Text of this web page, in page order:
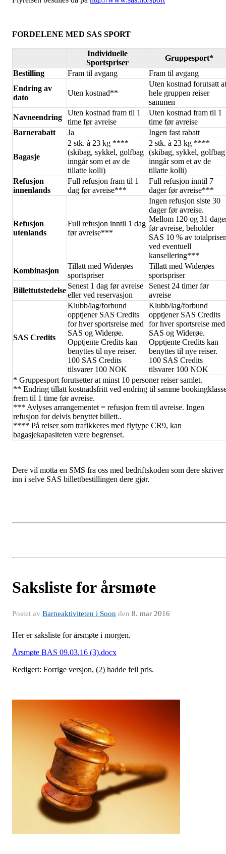
FORDELENE MED SAS SPORT
Individuelle
Sportspriser
Gruppesport*
Bestilling
Fram til avgang
Fram til avgang
Endring av
dato
Uten kostnad**
Uten kostnad forutsatt at
hele gruppen reiser
sammen
Navneendring
Uten kostnad fram til 1
time før avreise
Uten kostnad fram til 1
time før avreise
Barnerabatt
Ja Ingen fast rabatt
Bagasje
2 stk. à 23 kg ****
(skibag, sykkel, golfbag
inngår som et av de
tillatte kolli)
2 stk. à 23 kg ****
(skibag, sykkel, golfbag
inngår som et av de
tillatte kolli)
Refusjon
innenlands
Full refusjon fram til 1
dag før avreise***
Full refusjon inntil 7
dager før avreise***
Refusjon
utenlands
Full refusjon inntil 1 dag
før avreise***
Ingen refusjon siste 30
dager før avreise.
Mellom 120 og 31
før avreise, beholder
SAS 10 % av
ved eventuell
kansellering***
Kombinasjon
Tillatt med Widerøes
sportspriser
Tillatt med Widerøes
sportspriser
Billettutstedelse
Senest 1 dag før avreise
eller ved reservasjon
Senest 24 timer før
avreise
SAS Credits
Klubb/lag/forbund
opptjener SAS Credits
for hver sportsreise med
SAS og Widerøe.
Opptjente Credits kan
benyttes til nye reiser.
100 SAS Credits
tilsvarer 100 NOK
Klubb/lag/forbund
opptjener SAS Credits
for hver sportsreise med
SAS og Widerøe.
Opptjente Credits kan
benyttes til nye reiser.
100 SAS Credits
tilsvarer 100 NOK
* Gruppesport forutsetter at minst 10 personer reiser samlet.
** Endring tillatt kostnadsfritt ved endring til samme
frem til 1 time før avreise.
*** Avlyses arrangementet = refusjon frem til avreise. Ingen
refusjon for delvis benyttet billett..
**** På reiser som trafikkeres med flytype CR9, kan
bagasjekapasiteten være begrenset.
Dere vil motta en SMS fra oss med bedriftskoden som dere skriver
inn i selve SAS billettbestillingen dere gjør.
Saksliste for årsmøte
Postet av Barneaktiviteten i Soon den 8. mar 2016
Her er saksliste for årsmøte i morgen.
Årsmøte BAS 09.03.16 (3).docx
Redigert: Forrige versjon, (2) hadde feil pris.